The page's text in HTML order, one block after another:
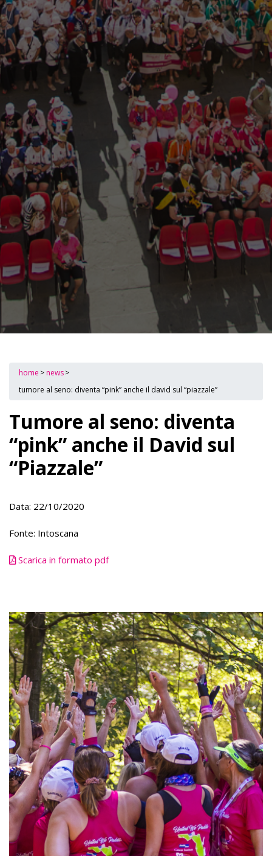
home > news>
tumore al seno: diventa “pink” anche il david sul “piazzale”
Tumore al seno: diventa
“pink” anche il David sul
“Piazzale”
Data: 22/10/2020
Fonte: Intoscana
Scarica in formato pdf